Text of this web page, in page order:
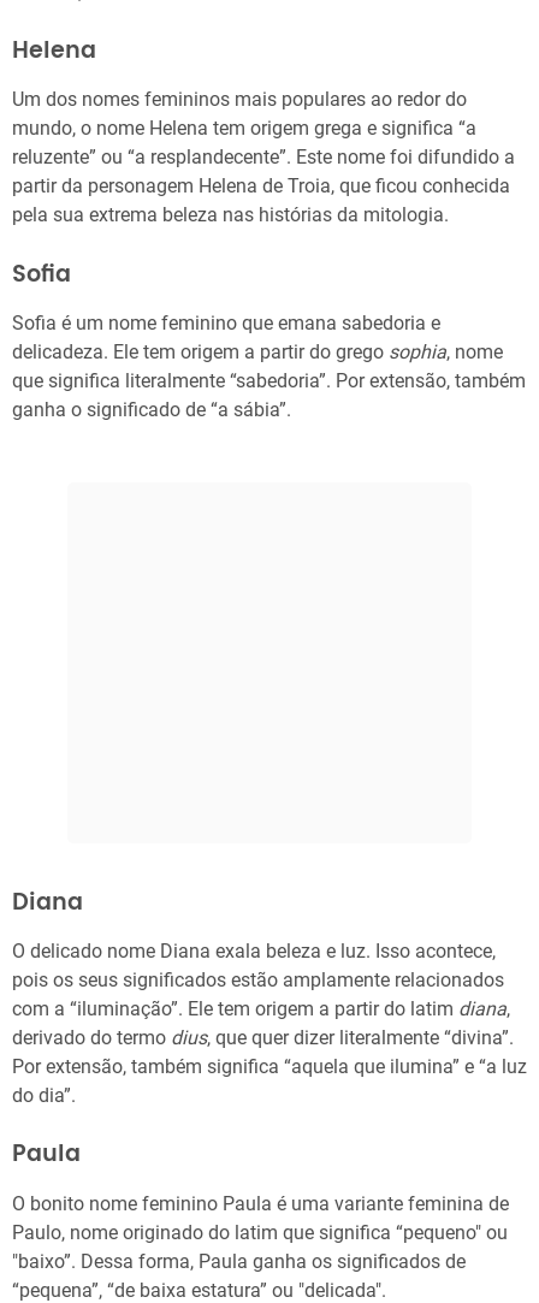
Helena
Um dos nomes femininos mais populares ao redor do
mundo, o nome Helena tem origem grega e significa “a
reluzente” ou “a resplandecente”. Este nome foi difundido a
partir da personagem Helena de Troia, que ficou conhecida
pela sua extrema beleza nas histórias da mitologia.
Sofia
Sofia é um nome feminino que emana sabedoria e
delicadeza. Ele tem origem a partir do grego sophia, nome
que significa literalmente “sabedoria”. Por extensão, também
ganha o significado de “a sábia”.
Diana
O delicado nome Diana exala beleza e luz. Isso acontece,
pois os seus significados estão amplamente relacionados
com a “iluminação”. Ele tem origem a partir do latim diana,
derivado do termo dius, que quer dizer literalmente “divina”.
Por extensão, também significa “aquela que ilumina” e “a luz
do dia”.
Paula
O bonito nome feminino Paula é uma variante feminina de
Paulo, nome originado do latim que significa “pequeno" ou
"baixo”. Dessa forma, Paula ganha os significados de
“pequena”, “de baixa estatura” ou "delicada".